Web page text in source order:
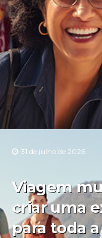
31 de julho de 2026
Viagem
criar uma
para toda